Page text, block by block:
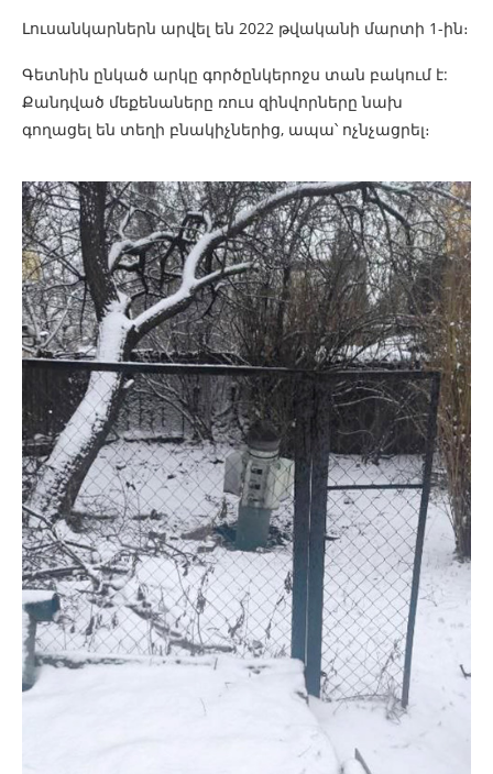
Լուսանկարներն արվել են 2022 թվականի մարտի 1-ին։
Գետնին ընկած արկը գործընկերոջս տան բակում է:
Քանդված մեքենաները ռուս զինվորները նախ
գողացել են տեղի բնակիչներից, ապա՝ ոչնչացրել։